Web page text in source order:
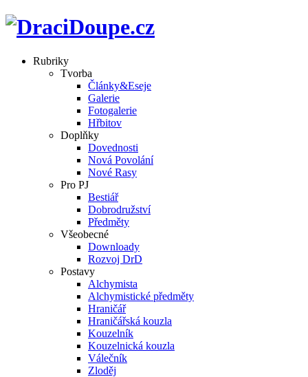
Rubriky
Tvorba
Články&Eseje
Galerie
Fotogalerie
Hřbitov
Doplňky
Dovednosti
Nová Povolání
Nové Rasy
Pro PJ
Bestiář
Dobrodružství
Předměty
Všeobecné
Downloady
Rozvoj DrD
Postavy
Alchymista
Alchymistické předměty
Hraničář
Hraničářská kouzla
Kouzelník
Kouzelnická kouzla
Válečník
Zloděj